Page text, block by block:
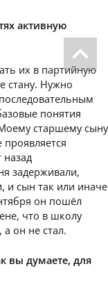
активную
их в партийную
стану. Нужно
понятия
старшему сыну
проявляется
назад
задерживали,
и сын так или иначе
он пошёл
что в школу
он не стал.
вы думаете, для